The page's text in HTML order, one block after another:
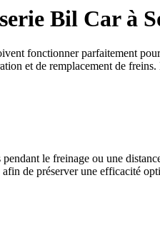
Bil Car à
fonctionner parfaitement
et de remplacement de
le freinage ou une
de préserver une efficacité